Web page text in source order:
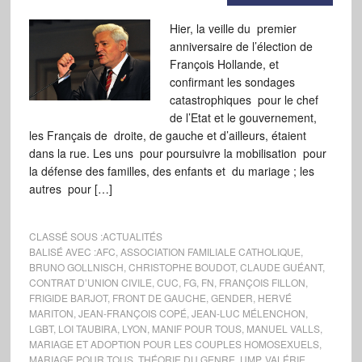
Hier, la veille du premier
anniversaire de l’élection de
François Hollande, et
confirmant les sondages
catastrophiques pour le chef
de l’Etat et le gouvernement,
les Français de droite, de gauche et d’ailleurs, étaient
dans la rue. Les uns pour poursuivre la mobilisation pour
la défense des familles, des enfants et du mariage ; les
autres pour […]
CLASSÉ SOUS :ACTUALITÉS
BALISÉ AVEC :AFC ASSOCIATION FAMILIALE CATHOLIQUE
BRUNO GOLLNISCH CHRISTOPHE BOUDOT, CLAUDE GUÉANT,
CONTRAT D’UNION CIVILE CUC FG, FN FRANÇOIS FILLON
FRIGIDE BARJOT, FRONT DE GAUCHE GENDER HERVÉ
MARITON JEAN-FRANÇOIS COPÉ JEAN-LUC MÉLENCHON
LGBT, LOI TAUBIRA, LYON MANIF POUR TOUS, MANUEL VALLS,
MARIAGE ET ADOPTION POUR LES COUPLES HOMOSEXUELS,
MARIAGE POUR TOUS, THÉORIE DU GENRE UMP, VALÉRIE